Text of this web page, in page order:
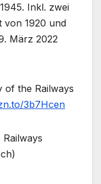
Inkl. zwei
von 1920 und
März 2022
of the Railways
3b7Hcen